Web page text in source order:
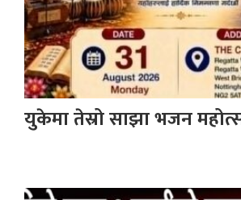
युकेमा तेस्रो साझा भजन